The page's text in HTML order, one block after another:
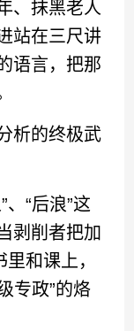
、抹黑老人
站在三尺讲
语言，把那
析的终极武
“后浪”这
剥削者把加
和课上，
专政”的烙